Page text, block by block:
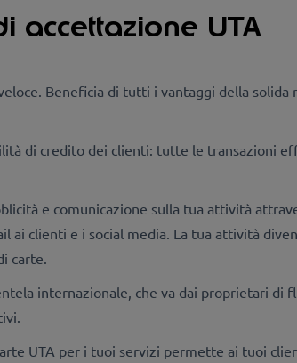
accettazione UTA
Beneficia di tutti i vantaggi della solida
di credito dei clienti: tutte le transazioni
e comunicazione sulla tua attività
ai clienti e i social media. La tua attività
carte.
internazionale, che va dai proprietari di
UTA per i tuoi servizi permette ai tuoi